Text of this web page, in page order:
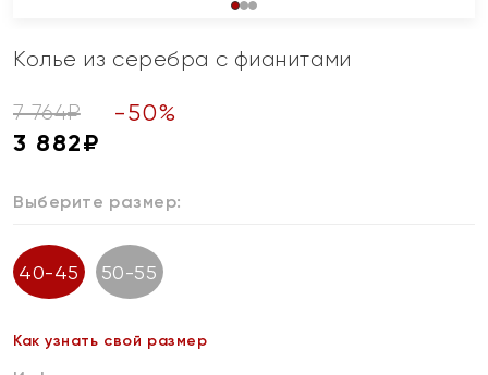
Колье из серебра с фианитами
7 764₽ -50%
3 882₽
Выберите размер:
40-45 50-55
Как узнать свой размер